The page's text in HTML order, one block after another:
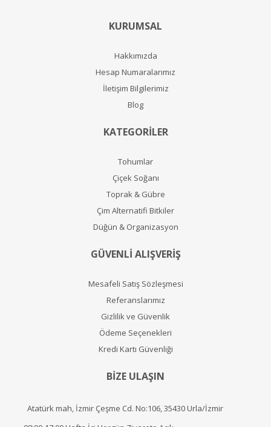
KURUMSAL
Hakkımızda
Hesap Numaralarımız
İletişim Bilgilerimiz
Blog
KATEGORİLER
Tohumlar
Çiçek Soğanı
Toprak & Gübre
Çim Alternatifi Bitkiler
Düğün & Organizasyon
GÜVENLİ ALIŞVERİŞ
Mesafeli Satış Sözleşmesi
Referanslarımız
Gizlilik ve Güvenlik
Ödeme Seçenekleri
Kredi Kartı Güvenliği
BİZE ULAŞIN
Atatürk mah, İzmir Çeşme Cd. No:106, 35430 Urla/İzmir